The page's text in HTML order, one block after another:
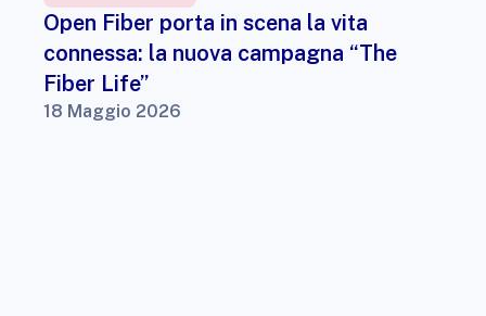
Open Fiber porta in scena la vita
connessa: la nuova campagna “The
Fiber Life”
18 Maggio 2026